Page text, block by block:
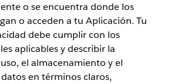
o se encuentra donde los
o acceden a tu Aplicación. Tu
debe cumplir con los
aplicables y describir la
el almacenamiento y el
en términos claros,